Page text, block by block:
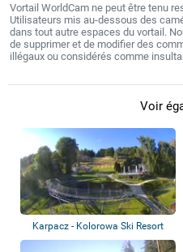
Vortail WorldCam ne peut être tenu
Utilisateurs mis au-dessous des
dans tout autre espaces du vortail.
de supprimer et de modifier des
illégaux ou considérés comme
Voir
Karpacz - Kolorowa Ski Resort